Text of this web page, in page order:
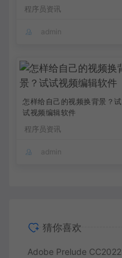
程序员资讯
admin
怎样给自己的视频换背景？试
试视频编辑软件
程序员资讯
admin
猜你喜欢